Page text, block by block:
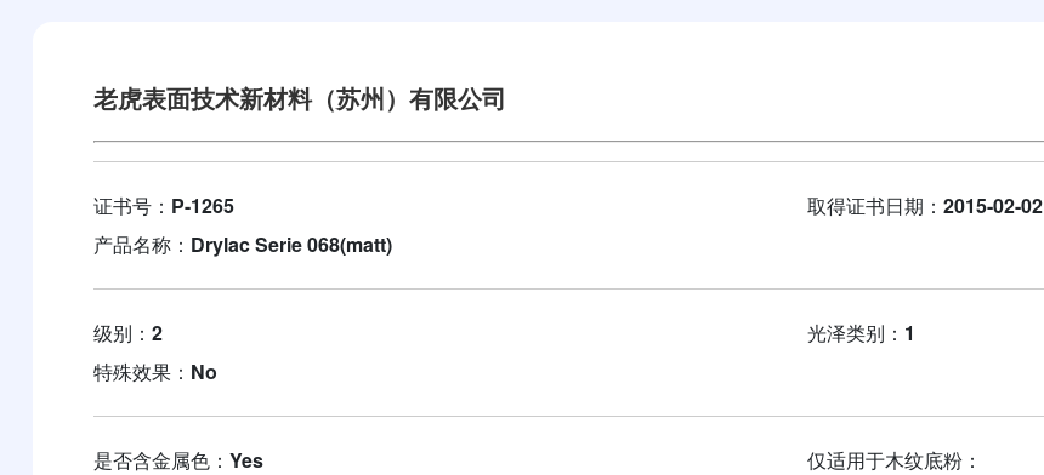
老虎表面技术新材料（苏州）有限公司
证书号： P-1265 取得证书日期：2015-02-02
产品名称： Drylac Serie 068(matt)
级别： 2 光泽类别： 1
特殊效果： No
是否含金属色： Yes
仅适用于木纹底粉：